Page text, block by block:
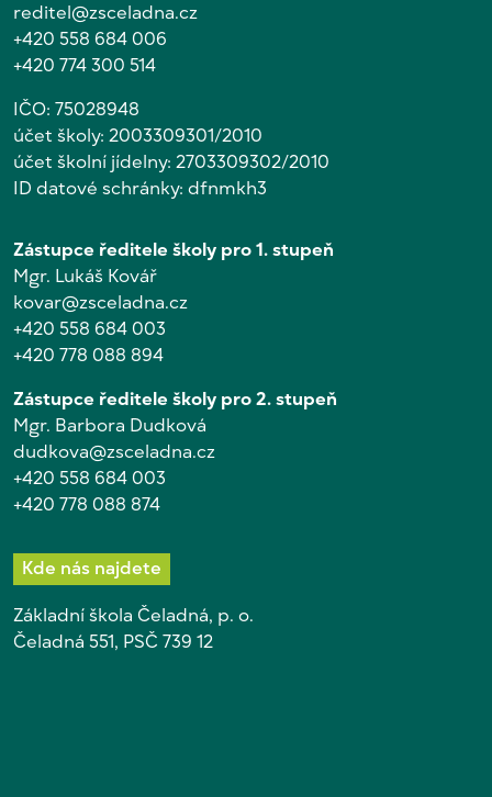
reditel@zsceladna.cz
+420 558 684 006
+420 774 300 514
IČO: 75028948
účet školy: 2003309301/2010
účet školní jídelny: 2703309302/2010
ID datové schránky: dfnmkh3
Zástupce ředitele školy pro 1. stupeň
Mgr. Lukáš Kovář
kovar@zsceladna.cz
+420 558 684 003
+420 778 088 894
Zástupce ředitele školy pro 2. stupeň
Mgr. Barbora Dudková
dudkova@zsceladna.cz
+420 558 684 003
+420 778 088 874
Kde nás najdete
Základní škola Čeladná, p. o.
Čeladná 551, PSČ 739 12